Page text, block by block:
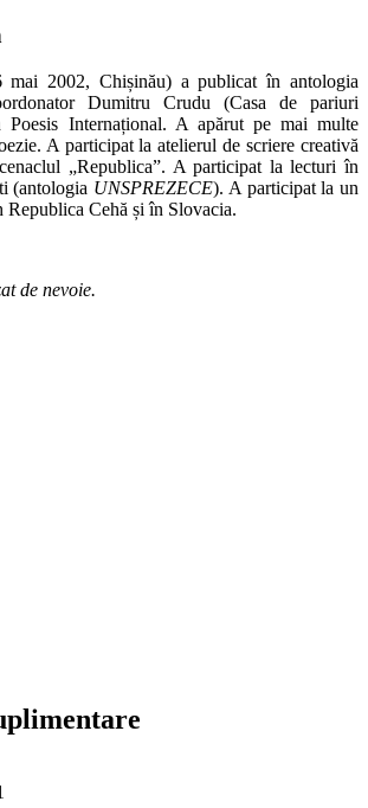
mai 2002, Chișinău) a publicat în antologia
Dumitru Crudu (Casa de pariuri
Internațional. A apărut pe mai multe
A participat la atelierul de scriere creativă
„Republica”. A participat la lecturi în
(antologia UNSPREZECE). A participat la un
Republica Cehă și în Slovacia.
de nevoie.